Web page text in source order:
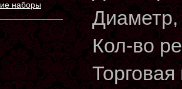
наборы
Кол-во